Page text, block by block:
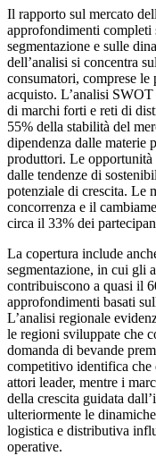
Il rapporto sul mercato
approfondimenti completi
segmentazione e sulle
dell’analisi si concentra
consumatori, comprese le
acquisto. L’analisi
di marchi forti e reti di
55% della stabilità del
dipendenza dalle materie
produttori. Le opportunità
dalle tendenze di
potenziale di crescita. Le
concorrenza e il
circa il 33% dei
La copertura include
segmentazione, in cui gli
contribuiscono a quasi il
approfondimenti basati
L’analisi regionale
le regioni sviluppate che
domanda di bevande
competitivo identifica che
attori leader, mentre i
della crescita guidata
ulteriormente le
logistica e distributiva
operative.